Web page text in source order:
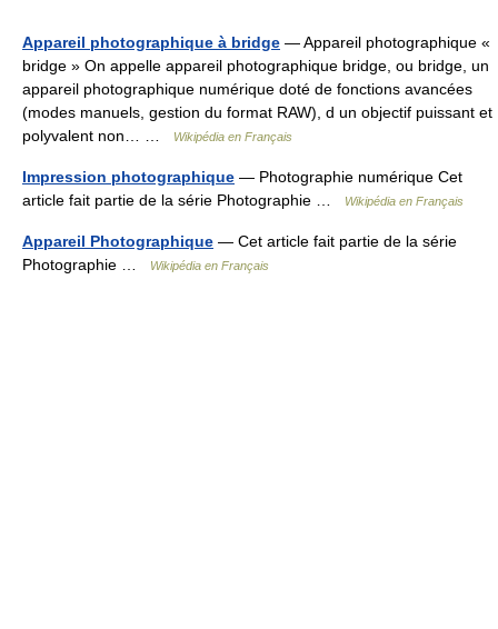
Appareil photographique à bridge — Appareil photographique «
bridge » On appelle appareil photographique bridge, ou bridge, un
appareil photographique numérique doté de fonctions avancées
(modes manuels, gestion du format RAW), d un objectif puissant et
polyvalent non… …
Wikipédia en Français
Impression photographique — Photographie numérique Cet
article fait partie de la série Photographie …
Wikipédia en Français
Appareil Photographique — Cet article fait partie de la série
Photographie …
Wikipédia en Français